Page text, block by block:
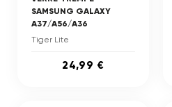
SAMSUNG GALAXY
A37/A56/A36
Tiger Lite
24,99 €